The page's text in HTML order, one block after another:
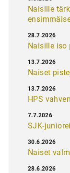
Naisille
Naisille iso
28.7.2026
Naiset
13.7.2026
HPS
13.7.2026
SJK-
7.7.2026
Naiset
30.6.2026
28.6.2026